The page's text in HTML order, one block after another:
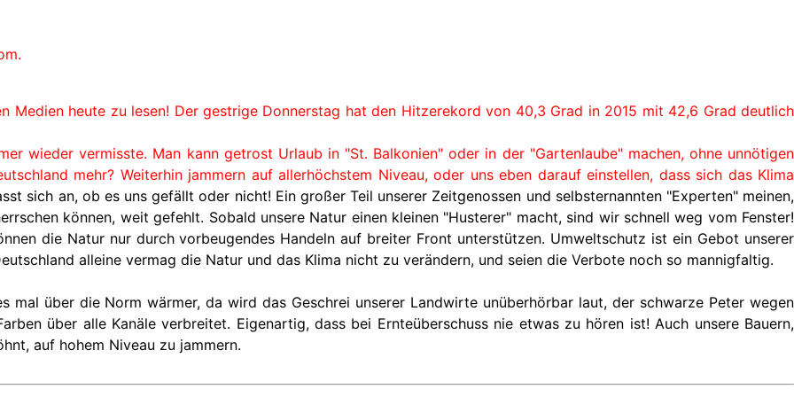
Medien heute zu lesen! Der gestrige Donnerstag hat den Hitzerekord von 40,3 Grad in 2015 mit 42,6 Grad deutlich
wieder vermisste. Man kann getrost Urlaub in "St. Balkonien" oder in der "Gartenlaube" machen, ohne unnötigen
mehr? Weiterhin jammern auf allerhöchstem Niveau, oder uns eben darauf einstellen, dass sich das Klima
sich an, ob es uns gefällt oder nicht! Ein großer Teil unserer Zeitgenossen und selbsternannten "Experten" meinen,
können, weit gefehlt. Sobald unsere Natur einen kleinen "Husterer" macht, sind wir schnell weg vom Fenster!
die Natur nur durch vorbeugendes Handeln auf breiter Front unterstützen. Umweltschutz ist ein Gebot unserer
alleine vermag die Natur und das Klima nicht zu verändern, und seien die Verbote noch so mannigfaltig.
mal über die Norm wärmer, da wird das Geschrei unserer Landwirte unüberhörbar laut, der schwarze Peter wegen
über alle Kanäle verbreitet. Eigenartig, dass bei Ernteüberschuss nie etwas zu hören ist! Auch unsere Bauern,
auf hohem Niveau zu jammern.